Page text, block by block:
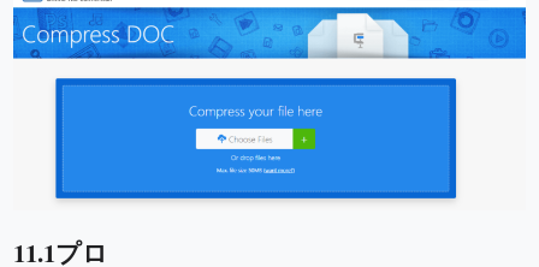
11.1プロ